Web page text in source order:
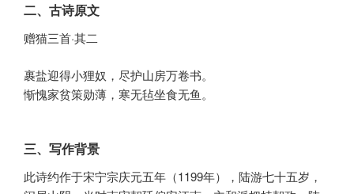
二、古诗原文
赠猫三首·其二
裹盐迎得小狸奴，尽护山房万卷书。
惭愧家贫策勋薄，寒无毡坐食无鱼。
三、写作背景
此诗约作于宋宁宗庆元五年（1199年），陆游七十五岁，